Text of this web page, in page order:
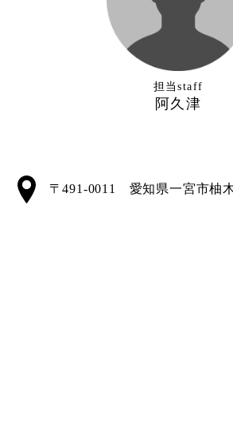
担当staff
阿久津
〒491-0011 愛知県一宮市柚